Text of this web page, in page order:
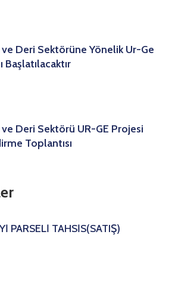
ve Deri Sektörüne Yönelik Ur-Ge
Başlatılacaktır
ve Deri Sektörü UR-GE Projesi
Toplantısı
PARSELİ TAHSİS(SATIŞ)